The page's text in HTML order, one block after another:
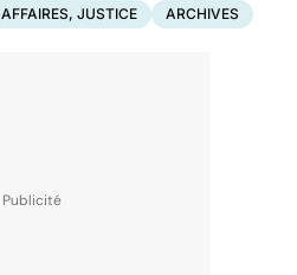
AFFAIRES, JUSTICE ARCHIVES